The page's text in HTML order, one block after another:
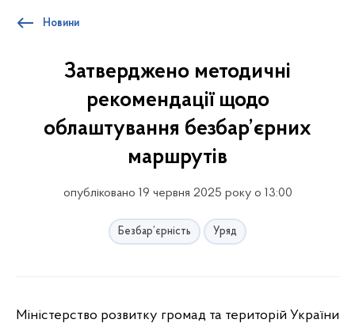
Новини
Затверджено методичні
рекомендації щодо
облаштування безбар’єрних
маршрутів
опубліковано 19 червня 2025 року о 13:00
Безбар’єрність Уряд
Міністерство розвитку громад та територій України